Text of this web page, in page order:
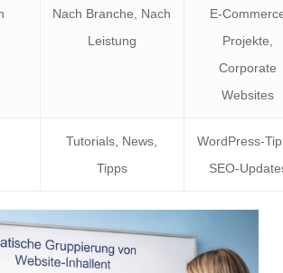
Nach Branche, Nach
Leistung
E-
Projekte,
Corporate
Websites
Tutorials, News,
Tipps
WordPress-
SEO-